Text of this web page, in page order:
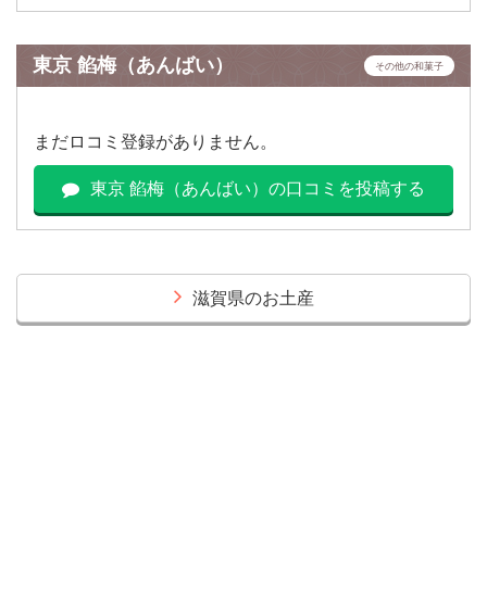
東京 餡梅（あんばい） その他の和菓子
まだロコミ登録がありません。
東京 餡梅（あんばい）の口コミを投稿する
滋賀県のお土産